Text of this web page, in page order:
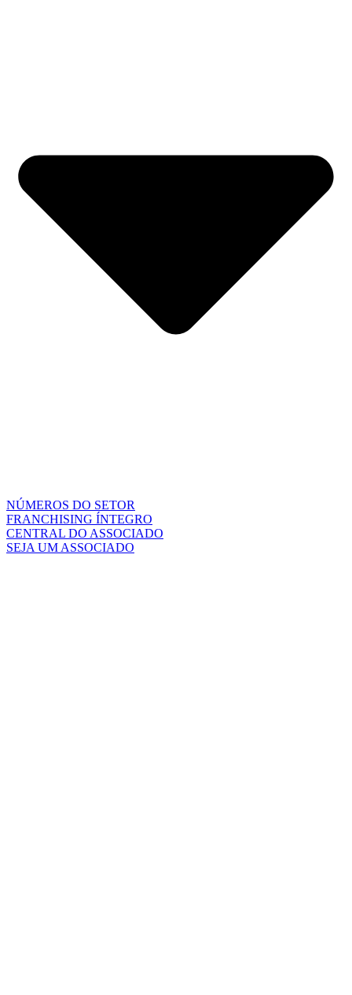
NÚMEROS DO SETOR
FRANCHISING ÍNTEGRO
CENTRAL DO ASSOCIADO
SEJA UM ASSOCIADO